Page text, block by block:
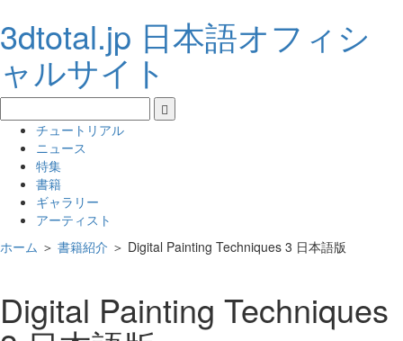
3dtotal.jp 日本語オフィシ
ャルサイト
チュートリアル
ニュース
特集
書籍
ギャラリー
アーティスト
ホーム ＞ 書籍紹介 ＞ Digital Painting Techniques 3 日本語版
Digital Painting Techniques